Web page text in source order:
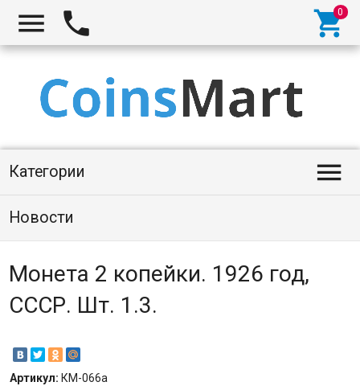
  
Категории 
Новости
Монета 2 копейки. 1926 год,
СССР. Шт. 1.3.
Артикул: КМ-066а